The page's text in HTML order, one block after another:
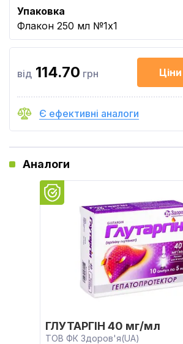
Упаковка
Флакон 250 мл №1x1
від 114.70 грн
Є ефективні аналоги
Аналоги
ГЛУТАРГІН 40 мг/мл
ТОВ ФК Здоров'я(UA)